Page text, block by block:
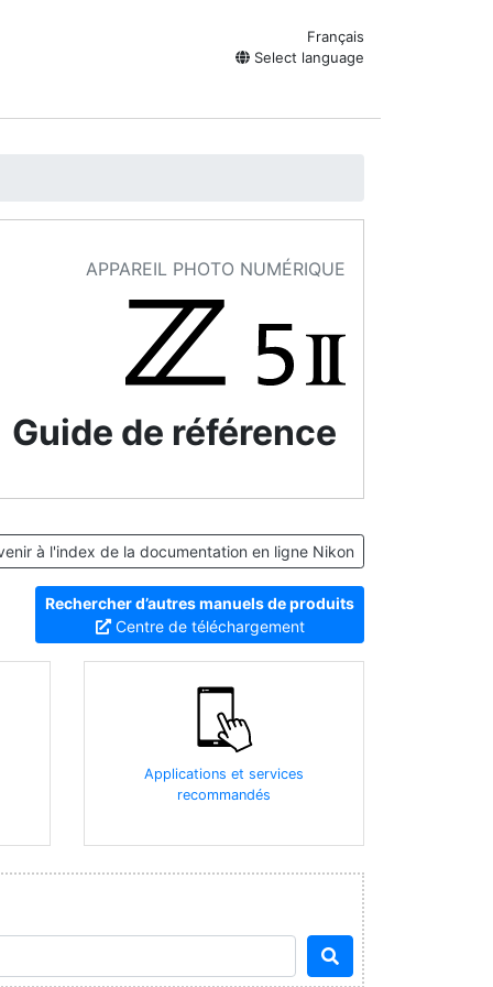
Français
Select language
APPAREIL PHOTO NUMÉRIQUE
Guide de référence
à l'index de la documentation en ligne Nikon
Rechercher d’autres manuels de produits
Centre de téléchargement
Applications et services
recommandés